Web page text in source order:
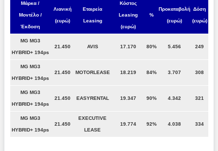
Μάρκα /
Μοντέλο /
Έκδοση
Λιανική
(ευρώ)
Εταιρεία
Leasing
Κόστος
Leasing
(ευρώ)
%
Προκαταβολή
(ευρώ)
Δόση
(ευρώ)
MG MG3
HYBRID+ 194ps
21.450 AVIS 17.170 80% 5.456 249
MG MG3
HYBRID+ 194ps
21.450 MOTORLEASE 18.219 84% 3.707 308
MG MG3
HYBRID+ 194ps
21.450 EASYRENTAL 19.347 90% 4.342 321
MG MG3
HYBRID+ 194ps
21.450
EXECUTIVE
LEASE
19.774 92% 4.038 334